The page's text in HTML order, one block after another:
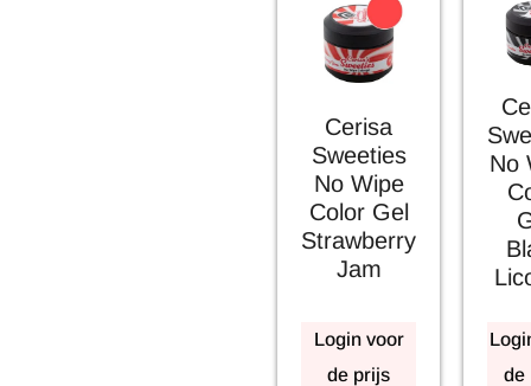
Cerisa
Sweeties
No Wipe
Color Gel
Strawberry
Jam
Login voor
de prijs
No
de